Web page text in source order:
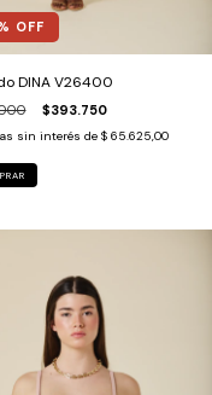
OFF
DINA V26400
$393.750
sin interés de $ 65.625,00